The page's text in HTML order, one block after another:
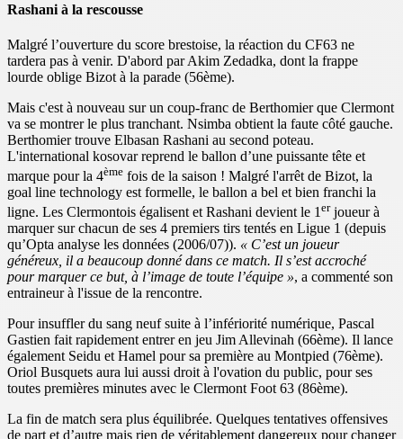
Rashani à la rescousse
Malgré l’ouverture du score brestoise, la réaction du CF63 ne
tardera pas à venir. D'abord par Akim Zedadka, dont la frappe
lourde oblige Bizot à la parade (56ème).
Mais c'est à nouveau sur un coup-franc de Berthomier que Clermont
va se montrer le plus tranchant. Nsimba obtient la faute côté gauche.
Berthomier trouve Elbasan Rashani au second poteau.
L'international kosovar reprend le ballon d’une puissante tête et
marque pour la 4ème fois de la saison ! Malgré l'arrêt de Bizot, la
goal line technology est formelle, le ballon a bel et bien franchi la
ligne. Les Clermontois égalisent et Rashani devient le 1erjoueur à
marquer sur chacun de ses 4 premiers tirs tentés en Ligue 1 (depuis
qu’Opta analyse les données (2006/07)). « C’est un joueur
généreux, il a beaucoup donné dans ce match. Il s’est accroché
pour marquer ce but, à l’image de toute l’équipe », a commenté son
entraineur à l'issue de la rencontre.
Pour insuffler du sang neuf suite à l’infériorité numérique, Pascal
Gastien fait rapidement entrer en jeu Jim Allevinah (66ème). Il lance
également Seidu et Hamel pour sa première au Montpied (76ème).
Oriol Busquets aura lui aussi droit à l'ovation du public, pour ses
toutes premières minutes avec le Clermont Foot 63 (86ème).
La fin de match sera plus équilibrée. Quelques tentatives offensives
de part et d’autre mais rien de véritablement dangereux pour changer